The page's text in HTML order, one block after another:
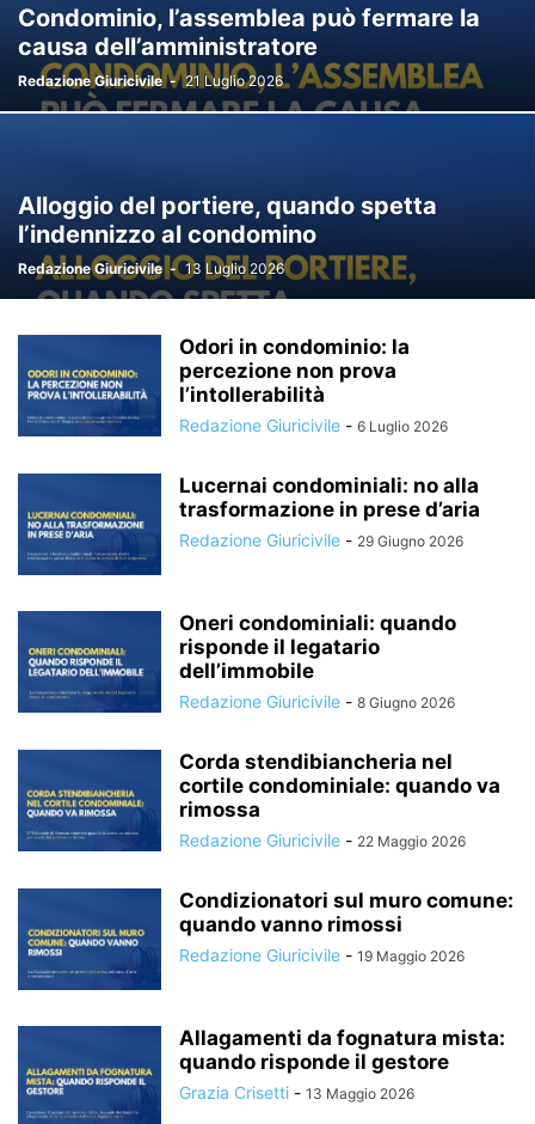
Condominio, l’assemblea può fermare la
causa dell’amministratore
Redazione Giuricivile - 21 Luglio 2026
Alloggio del portiere, quando spetta
l’indennizzo al condomino
Redazione Giuricivile - 13 Luglio 2026
Odori in condominio: la
percezione non prova
l’intollerabilità
Redazione Giuricivile - 6 Luglio 2026
Lucernai condominiali: no alla
trasformazione in prese d’aria
Redazione Giuricivile - 29 Giugno 2026
Oneri condominiali: quando
risponde il legatario
dell’immobile
Redazione Giuricivile - 8 Giugno 2026
Corda stendibiancheria nel
cortile condominiale: quando va
rimossa
Redazione Giuricivile - 22 Maggio 2026
Condizionatori sul muro comune:
quando vanno rimossi
Redazione Giuricivile - 19 Maggio 2026
Allagamenti da fognatura mista:
quando risponde il gestore
Grazia Crisetti - 13 Maggio 2026